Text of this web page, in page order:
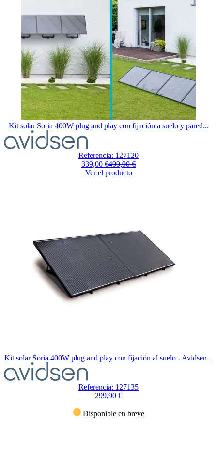
Kit solar Soria 400W plug and play con fijación a suelo y pared...
Referencia: 127120
339,00 €499,90 €
Ver el producto
Kit solar Soria 400W plug and play con fijación al suelo - Avidsen...
Referencia: 127135
299,90 €
Disponible en breve